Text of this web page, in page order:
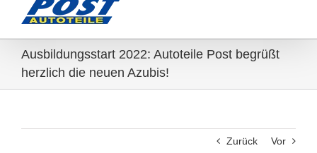
Ausbildungsstart 2022: Autoteile Post begrüßt
herzlich die neuen Azubis!
Zurück Vor